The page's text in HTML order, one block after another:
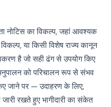
नोटिस का विकल्प, जहां आवश्यक
या किसी विशेष राज्य कानून
है जो सही ढंग से उपयोग किए
को परिचालन रूप से संभव
जाने पर — उदाहरण के लिए,
रखते हुए भागीदारी का संकेत